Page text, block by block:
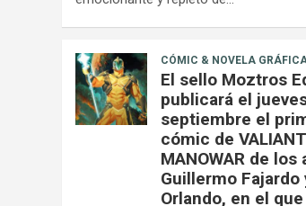
CÓMIC & NOVELA
El sello Moztros
publicará el
septiembre el
cómic de
MANOWAR de los
Guillermo Fajardo
Orlando, en el